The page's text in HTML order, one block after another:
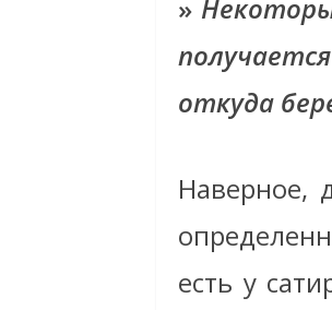
»
откуда
Наверное,
есть у